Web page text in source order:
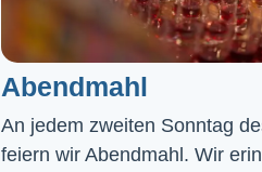
Abendmahl​
An jedem zweiten Sonntag
feiern wir Abendmahl. Wir